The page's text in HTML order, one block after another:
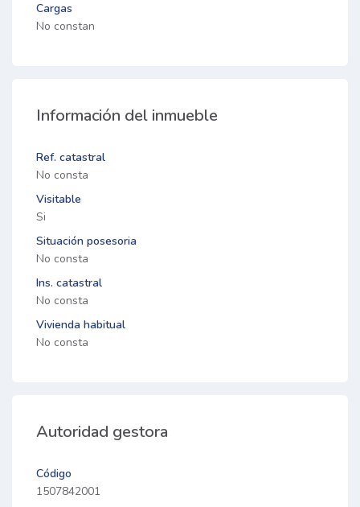
Cargas
No constan
Información del inmueble
Ref. catastral
No consta
Visitable
Si
Situación posesoria
No consta
Ins. catastral
No consta
Vivienda habitual
No consta
Autoridad gestora
Código
1507842001